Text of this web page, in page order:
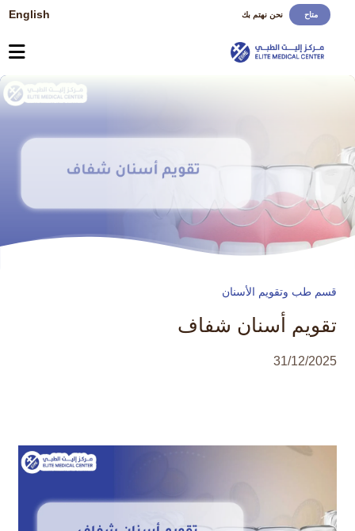
متاح نحن نهتم بك English
قسم طب وتقويم الأسنان
تقويم أسنان شفاف
31/12/2025